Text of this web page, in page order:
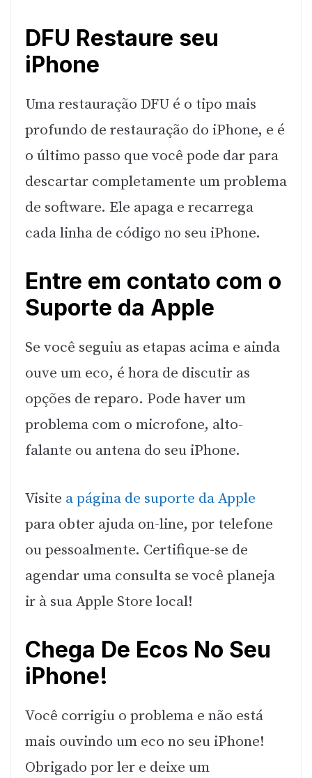
DFU Restaure seu
iPhone
Uma restauração DFU é o tipo mais
profundo de restauração do iPhone, e é
o último passo que você pode dar para
descartar completamente um problema
de software. Ele apaga e recarrega
cada linha de código no seu iPhone.
Entre em contato com o
Suporte da Apple
Se você seguiu as etapas acima e ainda
ouve um eco, é hora de discutir as
opções de reparo. Pode haver um
problema com o microfone, alto-
falante ou antena do seu iPhone.
Visite a página de suporte da Apple
para obter ajuda on-line, por telefone
ou pessoalmente. Certifique-se de
agendar uma consulta se você planeja
ir à sua Apple Store local!
Chega De Ecos No Seu
iPhone!
Você corrigiu o problema e não está
mais ouvindo um eco no seu iPhone!
Obrigado por ler e deixe um